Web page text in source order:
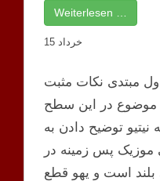
Weiterlesen …
15 خرداد
مبتدی نکات مثبت
موضوع در این سطح
توضیح دادن به
موزیک پس زمینه در
است و یهو قطع